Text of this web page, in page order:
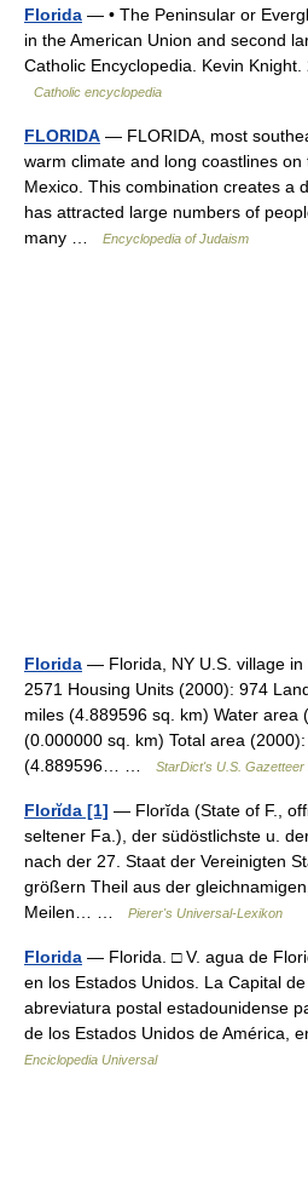
Florida — • The Peninsular or
in the American Union and second
Catholic Encyclopedia. Kevin
Catholic encyclopedia
FLORIDA — FLORIDA, most
warm climate and long coastlines
Mexico. This combination creates a
has attracted large numbers of
many …
Encyclopedia of Judaism
Florida — Florida, NY U.S. village in
2571 Housing Units (2000): 974
miles (4.889596 sq. km) Water area
(0.000000 sq. km) Total area
(4.889596… …
StarDict's U.S. Gazetteer
Florĭda [1] — Florĭda (State of F.,
seltener Fa.), der südöstlichste u.
nach der 27. Staat der Vereinigten
größern Theil aus der
Meilen… …
Pierer's Universal-Lexikon
Florida — Florida. □ V. agua de
en los Estados Unidos. La Capital
abreviatura postal estadounidense
de los Estados Unidos de América,
Enciclopedia Universal